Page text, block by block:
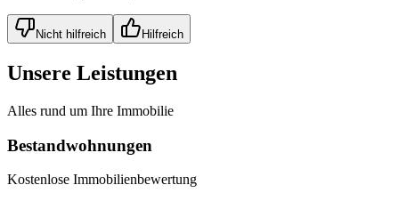
Nicht hilfreich Hilfreich
Unsere Leistungen
Alles rund um Ihre Immobilie
Bestandwohnungen
Kostenlose Immobilienbewertung